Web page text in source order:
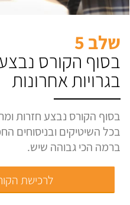
שלב 5
בסוף הקורס
בגרויות אחרונות
בסוף הקורס נבצע חזרות
בכל השיטיקים ובניסוחים
ברמה הכי גבוהה שיש.
לרכישת הקורס